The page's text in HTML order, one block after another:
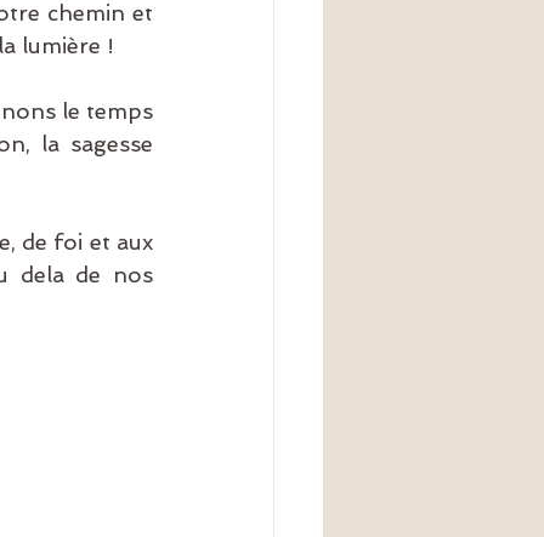
chemin et
lumière !
le temps
la sagesse
de foi et aux
dela de nos